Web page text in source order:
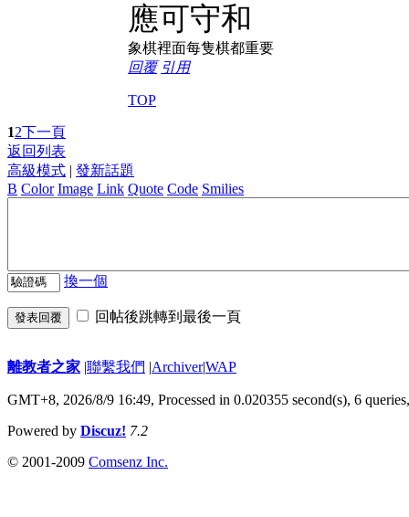
應可守和
象棋裡面每隻棋都重要
回覆 引用
TOP
12下一頁
返回列表
高級模式 | 發新話題
B Color Image Link Quote Code Smilies
換一個
發表回覆 回帖後跳轉到最後一頁
離教者之家 |聯繫我們 |Archiver|WAP
GMT+8, 2026/8/9 16:49, Processed in 0.020355 second(s), 6
Powered by Discuz! 7.2
© 2001-2009 Comsenz Inc.